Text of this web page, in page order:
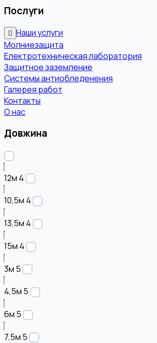
Послуги
Наши услуги
Молниезащита
Електротехническая лаборатория
Защитное заземление
Системы антиобледенения
Галерея работ
Контакты
О нас
Довжина
12м 4
10,5м 4
13,5м 4
15м 4
3м 5
4,5м 5
6м 5
7,5м 5